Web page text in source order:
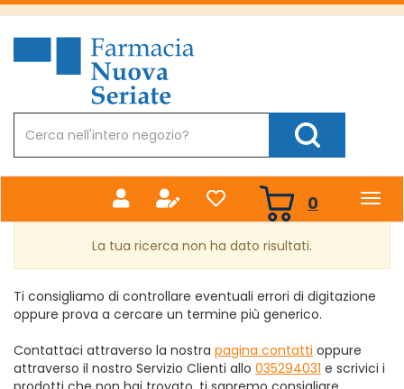
Passa
principale
Farmacia
Nuova
Prodotto
Cerca Prodotto
0 prodotti
inseriti
La tua ricerca non ha dato risultati.
Ti consigliamo di controllare eventuali errori di digitazione
oppure prova a cercare un termine più generico.
Contattaci attraverso la nostra pagina contatti oppure
attraverso il nostro Servizio Clienti allo 035294031 e scrivici i